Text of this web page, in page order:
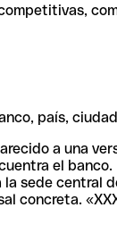
país,
a una
el banco.
sede central
concreta.